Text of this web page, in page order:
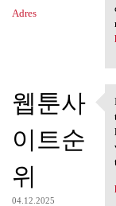
Adres
웹툰사
이트순
위
04.12.2025